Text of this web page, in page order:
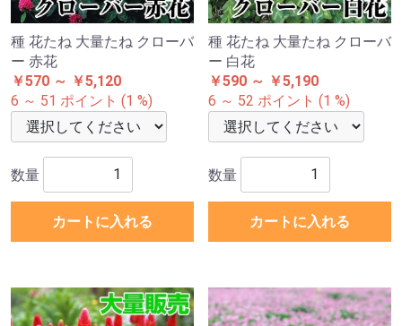
種 花たね 大量たね クローバ
ー 赤花
￥570 ～ ￥5,120
6 ～ 51 ポイント (1 %)
数量
カートに入れる
種 花たね 大量たね クローバ
ー 白花
￥590 ～ ￥5,190
6 ～ 52 ポイント (1 %)
数量
カートに入れる